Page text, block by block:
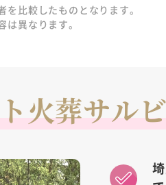
比較したものとなります。
異なります。
火葬サル